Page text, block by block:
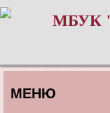
МБУК
МЕНЮ